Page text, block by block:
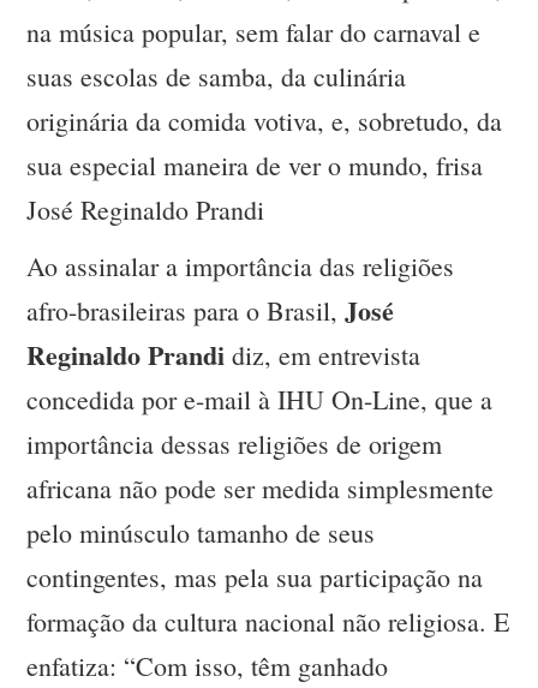
na música popular, sem falar do carnaval e
suas escolas de samba, da culinária
originária da comida votiva, e, sobretudo, da
sua especial maneira de ver o mundo, frisa
José Reginaldo Prandi
Ao assinalar a importância das religiões
afro-brasileiras para o Brasil,José
Reginaldo Prandi diz, em entrevista
concedida por e-mail à IHU On-Line, que a
importância dessas religiões de origem
africana não pode ser medida simplesmente
pelo minúsculo tamanho de seus
contingentes, mas pela sua participação na
formação da cultura nacional não religiosa. E
enfatiza: “Com isso, têm ganhado